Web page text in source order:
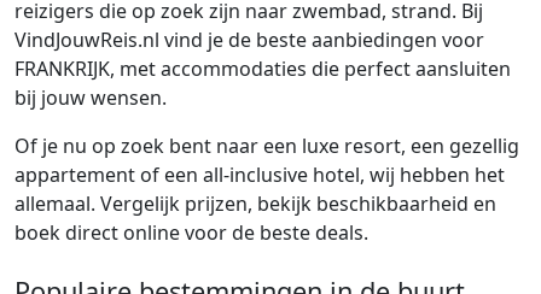
reizigers die op zoek zijn naar zwembad, strand. Bij
VindJouwReis.nl vind je de beste aanbiedingen voor
FRANKRIJK, met accommodaties die perfect aansluiten
bij jouw wensen.
Of je nu op zoek bent naar een luxe resort, een gezellig
appartement of een all-inclusive hotel, wij hebben het
allemaal. Vergelijk prijzen, bekijk beschikbaarheid en
boek direct online voor de beste deals.